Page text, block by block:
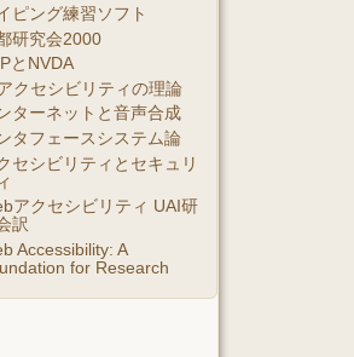
ピング練習ソフト
研究会2000
とNVDA
クセシビリティの理論
ターネットと音声合成
タフェースシステム論
セシビリティとセキュリ
アクセシビリティ UAI研
訳
Accessibility: A
for Research